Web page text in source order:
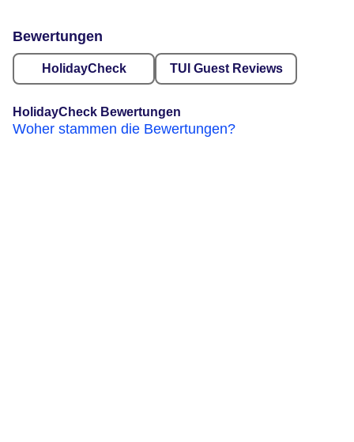
Bewertungen
HolidayCheck TUI Guest Reviews
HolidayCheck Bewertungen
Woher stammen die Bewertungen?